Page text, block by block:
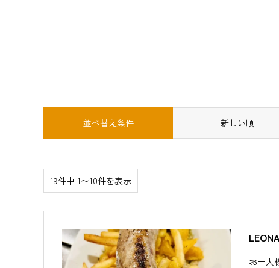
並べ替え条件 新しい順
19件中 1〜10件を表示
お一人